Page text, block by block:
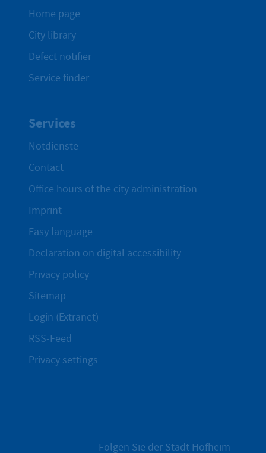
Home page
City library
Defect notifier
Service finder
Services
Notdienste
Contact
Office hours of the city administration
Imprint
Easy language
Declaration on digital accessibility
Privacy policy
Sitemap
Login (Extranet)
RSS-Feed
Privacy settings
Folgen Sie der Stadt Hofheim